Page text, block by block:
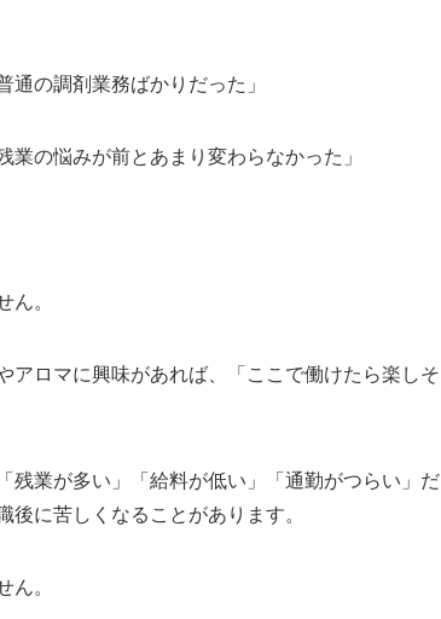
通の調剤業務ばかりだった」
の悩みが前とあまり変わらなかった」
。
アロマに興味があれば、「ここで働けたら楽しそ
残業が多い」「給料が低い」「通勤がつらい」だ
に苦しくなることがあります。
。